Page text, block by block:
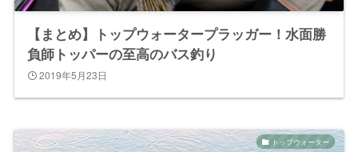
【まとめ】トップウォータープラッガー！水面勝
負師トッパーの至高のバス釣り
2019年5月23日
トップウォーター